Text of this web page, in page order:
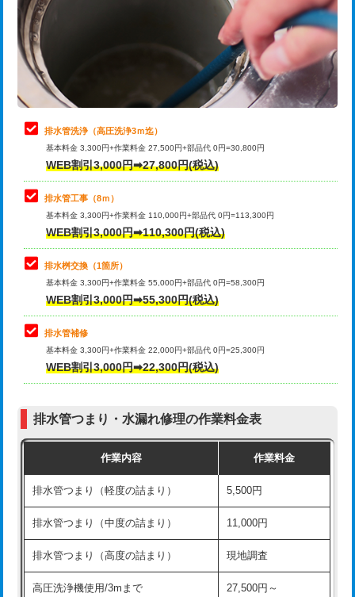
管・ポリ管・HT管使用/3ｍ超え)
排水管工事（土の掘削・埋め戻し作
業）
11,000円~
排水管工事（排水管工事/3ｍまで） 55,000円
排水管工事（追加 排水管工事/3ｍ超
え）
マス交換（土の掘削・埋め戻し作業）
マス交換（深さ50㎝未満）
マス交換（深さ50㎝以上）
コンクリート斫り（厚さ10㎝まで）
コンクリート斫り（厚さ10㎝超え）
モルタル補修（厚さ10㎝まで）
モルタル補修（厚さ10㎝超え）
追加人工 16,500円
現場見積
※給水管工事は20mmまでの価格です。
桝清掃 8,800円
止水・漏水調査・防水処理・清掃・修
理・調整・分解・加工など（軽作業）
11,000円
止水・漏水調査・防水処理・清掃・修
理・調整・分解・加工など（中作業）
22,000円
止水・漏水調査・防水処理・清掃・修
理・調整・分解・加工など（重作業）
33,000円
その他部品の脱着
交換・取付（タンク）
交換・取付(単水栓（壁付・デッキ
式）)
交換・取付(混合水栓（壁付・デッキ
式・ワンホール）)
16,500円+材料費
交換・取付(排水栓・排水トラップ
交換・取付（その他部品） 11,000円+材料費
持込商品取付（単水栓） 13,200円
持込商品取付（混合水栓） 16,500円
持込商品取付（浄水器・分岐水栓） 16,500円
給水管工事※（ホール加工) 16,500円
給水管工事※（バンド止め) 3,300円
排水管洗浄（高圧洗浄3ｍ迄）
基本料金 3,300円+作業料金 27,500円+部品代 0円=30,800円
WEB割引3,000円➡27,800円(税込)
排水管工事（8ｍ）
基本料金 3,300円+作業料金 110,000円+部品代 0円=113,300円
WEB割引3,000円➡110,300円(税込)
排水桝交換（1箇所）
基本料金 3,300円+作業料金 55,000円+部品代 0円=58,300円
WEB割引3,000円➡55,300円(税込)
排水管補修
基本料金 3,300円+作業料金 22,000円+部品代 0円=25,300円
WEB割引3,000円➡22,300円(税込)
排水管つまり・水漏れ修理の作業料金表
作業内容 作業料金
排水管つまり（軽度の詰まり） 5,500円
排水管つまり（中度の詰まり） 11,000円
排水管つまり（高度の詰まり） 現地調査
高圧洗浄機使用/3mまで
27,500円～